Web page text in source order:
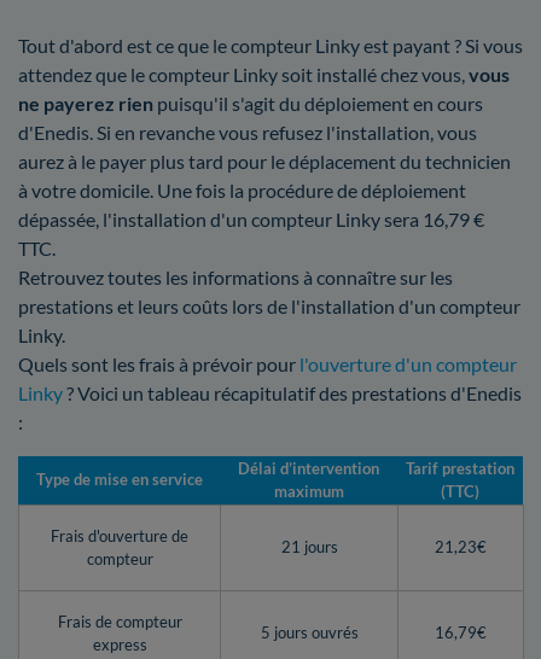
Tout d'abord est ce que le compteur Linky est payant ? Si vous
attendez que le compteur Linky soit installé chez vous,vous
ne payerez rien puisqu'il s'agit du déploiement en cours
d'Enedis. Si en revanche vous refusez l'installation, vous
aurez à le payer plus tard pour le déplacement du technicien
à votre domicile. Une fois la procédure de déploiement
dépassée, l'installation d'un compteur Linky sera 16,79 €
TTC.
Retrouvez toutes les informations à connaître sur les
prestations et leurs coûts lors de l'installation d'un compteur
Linky.
Quels sont les frais à prévoir pour l'ouverture d'un compteur
Linky? Voici un tableau récapitulatif des prestations d'Enedis
:
Type de mise en service
Délai d’intervention
maximum
Tarif prestation
(TTC)
Frais d'ouverture de
compteur
21 jours 21,23€
Frais de compteur
express
5 jours ouvrés 16,79€